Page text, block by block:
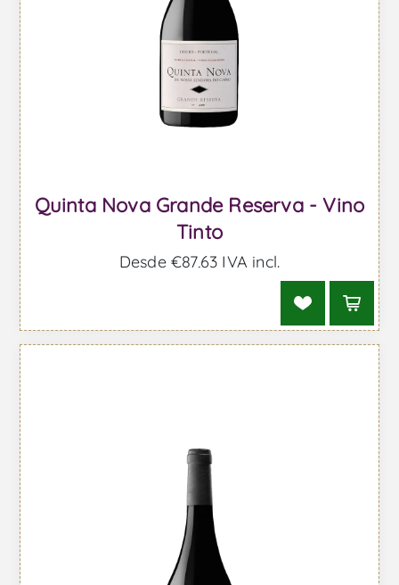
Quinta Nova Grande Reserva - Vino
Tinto
Desde €87,63 IVA incl.